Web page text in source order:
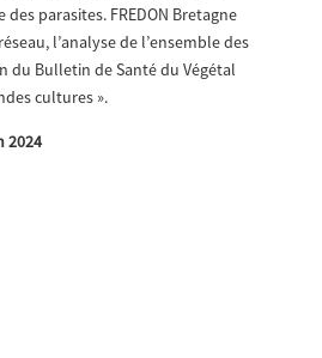
parasites. FREDON Bretagne
l’analyse de l’ensemble des
du Bulletin de Santé du Végétal
cultures ».
2024